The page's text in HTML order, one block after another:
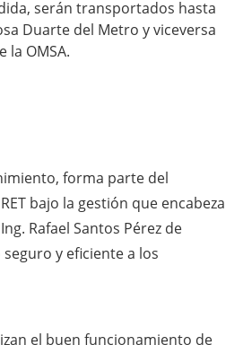
serán transportados hasta
Duarte del Metro y viceversa
la OMSA.
forma parte del
bajo la gestión que encabeza
Rafael Santos Pérez de
y eficiente a los
el buen funcionamiento de